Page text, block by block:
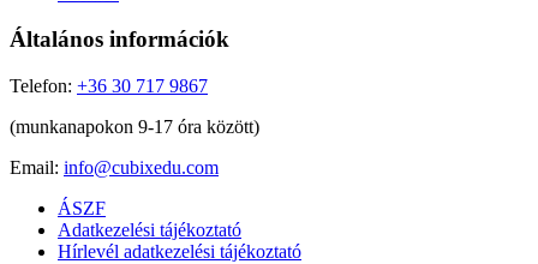
Általános információk
Telefon: +36 30 717 9867
(munkanapokon 9-17 óra között)
Email: info@cubixedu.com
ÁSZF
Adatkezelési tájékoztató
Hírlevél adatkezelési tájékoztató